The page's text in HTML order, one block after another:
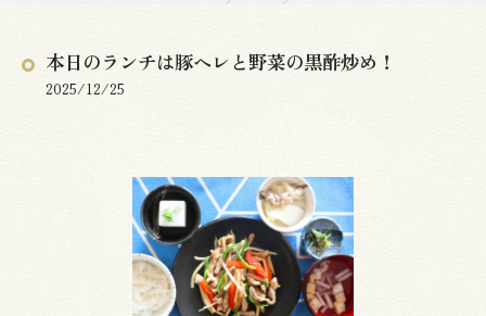
本日のランチは豚ヘレと野菜の黒酢炒め！
2025/12/25